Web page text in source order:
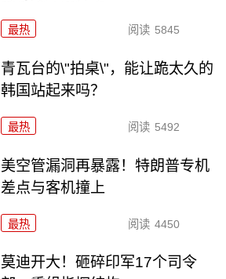
最热 阅读 5845
青瓦台的\"拍桌\"，能让跪太久的
韩国站起来吗？
最热 阅读 5492
美空管漏洞再暴露！特朗普专机
差点与客机撞上
最热 阅读 4450
莫迪开大！砸碎印军17个司令